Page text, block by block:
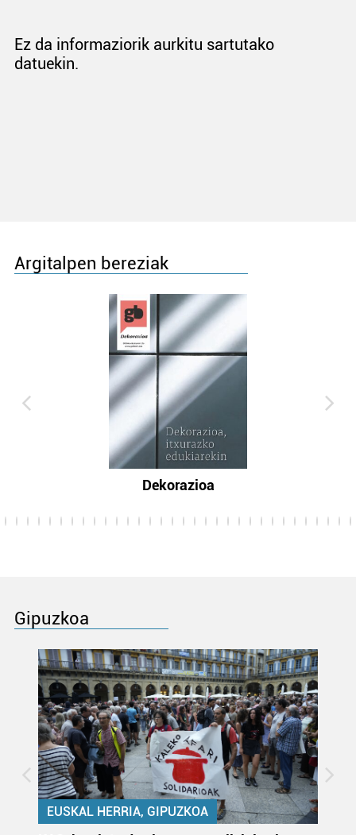
Ez da informaziorik aurkitu sartutako
datuekin.
Argitalpen bereziak
Dekorazioa
Gipuzkoa
EUSKAL HERRIA, GIPUZKOA